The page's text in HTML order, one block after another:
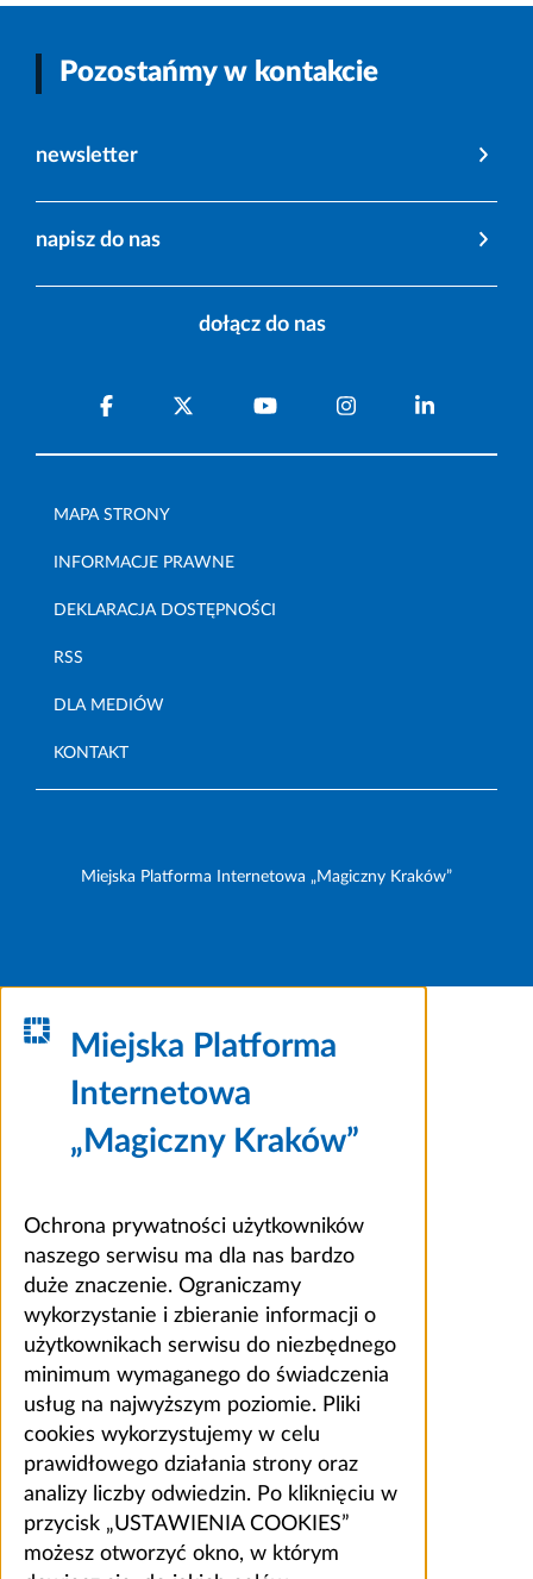
Pozostańmy w kontakcie
newsletter
napisz do nas
dołącz do nas
MAPA STRONY
INFORMACJE PRAWNE
DEKLARACJA DOSTĘPNOŚCI
RSS
DLA MEDIÓW
KONTAKT
Miejska Platforma Internetowa „Magiczny Kraków”
Miejska Platforma
Internetowa
„Magiczny Kraków”
Ochrona prywatności użytkowników
naszego serwisu ma dla nas bardzo
duże znaczenie. Ograniczamy
wykorzystanie i zbieranie informacji o
użytkownikach serwisu do niezbędnego
minimum wymaganego do świadczenia
usług na najwyższym poziomie. Pliki
cookies wykorzystujemy w celu
prawidłowego działania strony oraz
analizy liczby odwiedzin. Po kliknięciu w
przycisk „USTAWIENIA COOKIES”
możesz otworzyć okno, w którym